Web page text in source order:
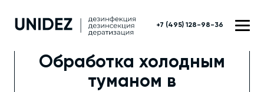
+7 (495) 128-98-36
Обработка холодным
туманом в